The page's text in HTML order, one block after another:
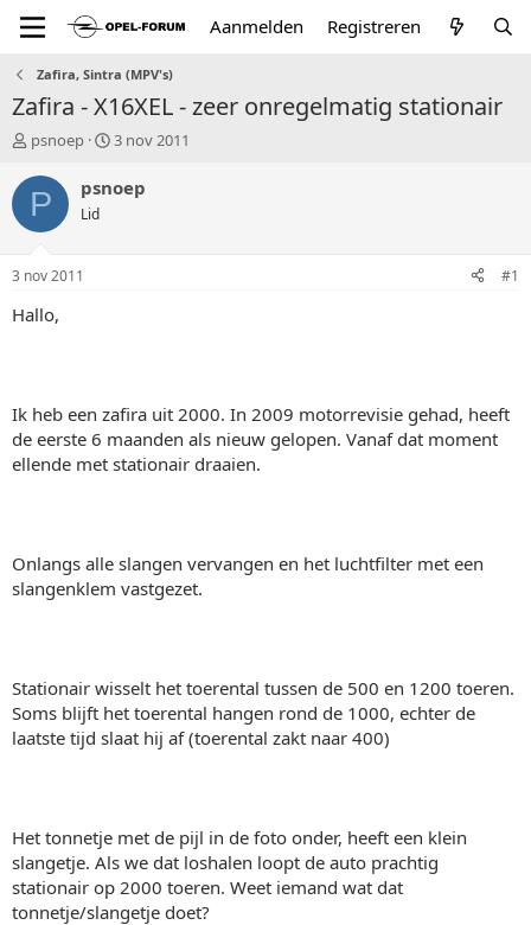
Aanmelden Registreren
Zafira, Sintra (MPV's)
Zafira - X16XEL - zeer onregelmatig stationair
T
p
a
r
psnoep
S
a
3 nov 2011
P psnoep
Lid
3 nov 2011 #1
Hallo,
Ik heb een zafira uit 2000. In 2009 motorrevisie gehad, heeft
de eerste 6 maanden als nieuw gelopen. Vanaf dat moment
ellende met stationair draaien.
Onlangs alle slangen vervangen en het luchtfilter met een
slangenklem vastgezet.
Stationair wisselt het toerental tussen de 500 en 1200 toeren.
Soms blijft het toerental hangen rond de 1000, echter de
laatste tijd slaat hij af (toerental zakt naar 400)
Het tonnetje met de pijl in de foto onder, heeft een klein
slangetje. Als we dat loshalen loopt de auto prachtig
stationair op 2000 toeren. Weet iemand wat dat
tonnetje/slangetje doet?